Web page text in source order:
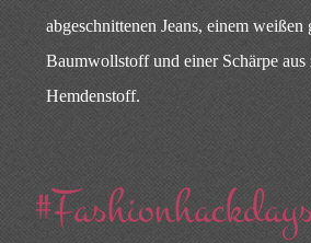
abgeschnittenen Jeans, einem weißen
Baumwollstoff und einer Schärpe aus
Hemdenstoff.